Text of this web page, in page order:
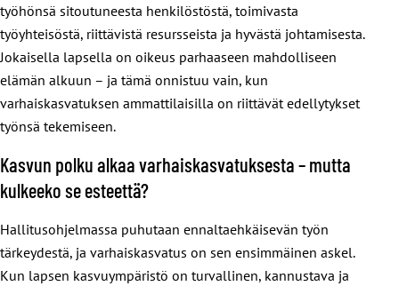
työhönsä sitoutuneesta henkilöstöstä, toimivasta
työyhteisöstä, riittävistä resursseista ja hyvästä johtamisesta.
Jokaisella lapsella on oikeus parhaaseen mahdolliseen
elämän alkuun – ja tämä onnistuu vain, kun
varhaiskasvatuksen ammattilaisilla on riittävät edellytykset
työnsä tekemiseen.
Kasvun polku alkaa varhaiskasvatuksesta – mutta
kulkeeko se esteettä?
Hallitusohjelmassa puhutaan ennaltaehkäisevän työn
tärkeydestä, ja varhaiskasvatus on sen ensimmäinen askel.
Kun lapsen kasvuympäristö on turvallinen, kannustava ja